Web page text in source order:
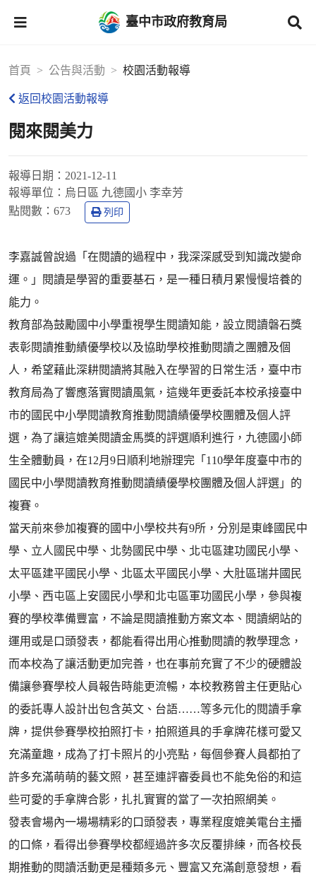
臺中市政府教育局
首頁 公告與活動 校園活動報導
返回校園活動報導
閱來閱美力
報導日期： 2021-12-11
報導單位： 烏日區 九德國小 李幸芳
點閱數： 673 列印
李嘉誠曾說過「在閱讀的過程中，我深深感受到知識改變命
運。」閱讀是學習的重要基石，是一種日積月累慢慢培養的
能力。
教育部為鼓勵國中小學重視學生閱讀知能，設立閱讀磐石獎
表彰閱讀推動績優學校以及協助學校推動閱讀之團體及個
人，希望藉此深耕閱讀將其融入在學習的日常生活，臺中市
教育局為了響應落實閱讀風氣，這幾年更委託本校承接臺中
市的國民中小學閱讀教育推動閱讀績優學校團體及個人評
選，為了讓這媲美閱讀金馬獎的評選順利進行，九德國小師
生全體動員，在12月9日順利地辦理完「110學年度臺中市的
國民中小學閱讀教育推動閱讀績優學校團體及個人評選」的
複賽。
當天前來參加複賽的國中小學校共有9所，分別是東峰國民中
學、立人國民中學、北勢國民中學、北屯區建功國民小學、
太平區建平國民小學、北區太平國民小學、大肚區瑞井國民
小學、西屯區上安國民小學和北屯區軍功國民小學，參與複
賽的學校準備豐富，不論是閱讀推動方案文本、閱讀網站的
運用或是口頭發表，都能看得出用心推動閱讀的教學理念，
而本校為了讓活動更加完善，也在事前充實了不少的硬體設
備讓參賽學校人員報告時能更流暢，本校教務曾主任更貼心
的委託專人設計出包含英文、台語……等多元化的閱讀手拿
牌，提供參賽學校拍照打卡，拍照道具的手拿牌花樣可愛又
充滿童趣，成為了打卡照片的小亮點，每個參賽人員都拍了
許多充滿萌萌的藝文照，甚至連評審委員也不能免俗的和這
些可愛的手拿牌合影，扎扎實實的當了一次拍照網美。
發表會場內一場場精彩的口頭發表，專業程度媲美電台主播
的口條，看得出參賽學校都經過許多次反覆排練，而各校長
期推動的閱讀活動更是種類多元、豐富又充滿創意發想，看